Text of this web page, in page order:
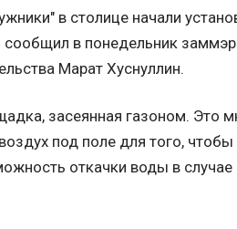
в столице начали
сообщил в понедельник
Марат Хуснуллин.
засеянная газоном. Это
под поле для того,
откачки воды в